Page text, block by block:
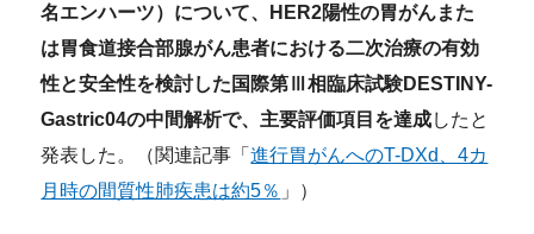
名エンハーツ）について、HER2陽性の胃がんまた
は胃食道接合部腺がん患者における二次治療の有効
性と安全性を検討した国際第Ⅲ相臨床試験DESTINY-
Gastric04の中間解析で、主要評価項目を達成したと
発表した。（関連記事「進行胃がんへのT-DXd、4カ
月時の間質性肺疾患は約5％ 」）